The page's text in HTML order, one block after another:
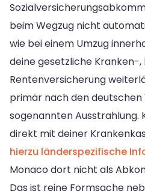
beim Wegzug nicht
wie bei einem Umzug
deine gesetzliche Kranken-
Rentenversicherung
primär nach den
sogenannten Ausstrahlung.
direkt mit deiner
hierzu länderspezifische
Monaco dort nicht als
Das ist reine Formsache